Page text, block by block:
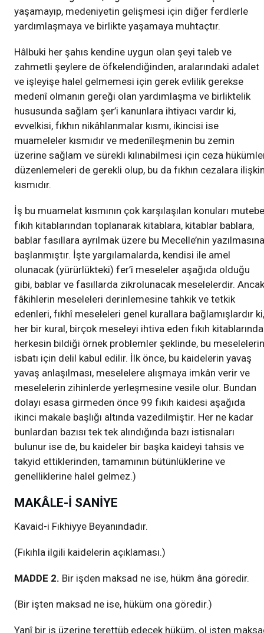
yaşamayıp, medeniyetin gelişmesi için diğer ferdlerle
yardımlaşmaya ve birlikte yaşamaya muhtaçtır.
Hâlbuki her şahıs kendine uygun olan şeyi taleb ve
zahmetli şeylere de öfkelendiğinden, aralarındaki adalet
ve işleyişe halel gelmemesi için gerek evlilik gerekse
medenî olmanın gereği olan yardımlaşma ve birliktelik
hususunda sağlam şer’i kanunlara ihtiyacı vardır ki,
evvelkisi, fıkhın nikâhlanmalar kısmı, ikincisi ise
muameleler kısmıdır ve medenîleşmenin bu zemin
üzerine sağlam ve sürekli kılınabilmesi için ceza
düzenlemeleri de gerekli olup, bu da fıkhın cezalara
kısmıdır.
İş bu muamelat kısmının çok karşılaşılan konuları
fıkıh kitablarından toplanarak kitablara, kitablar bablara,
bablar fasıllara ayrılmak üzere bu Mecelle’nin yazılmasına
başlanmıştır. İşte yargılamalarda, kendisi ile amel
olunacak (yürürlükteki) fer’î meseleler aşağıda olduğu
gibi, bablar ve fasıllarda zikrolunacak meselelerdir. Ancak
fâkihlerin meseleleri derinlemesine tahkik ve tetkik
edenleri, fıkhî meseleleri genel kurallara bağlamışlardır ki,
her bir kural, birçok meseleyi ihtiva eden fıkıh kitablarında
herkesin bildiği örnek problemler şeklinde, bu meselelerin
isbatı için delil kabul edilir. İlk önce, bu kaidelerin yavaş
yavaş anlaşılması, meselelere alışmaya imkân verir ve
meselelerin zihinlerde yerleşmesine vesile olur. Bundan
dolayı esasa girmeden önce 99 fıkıh kaidesi aşağıda
ikinci makale başlığı altında vazedilmiştir. Her ne kadar
bunlardan bazısı tek tek alındığında bazı istisnaları
bulunur ise de, bu kaideler bir başka kaideyi tahsis ve
takyid ettiklerinden, tamamının bütünlüklerine ve
genelliklerine halel gelmez.)
MAKÂLE-İ SANİYE
Kavaid-i Fıkhiyye Beyanındadır.
(Fıkıhla ilgili kaidelerin açıklaması.)
MADDE 2. Bir işden maksad ne ise, hükm âna göredir.
(Bir işten maksad ne ise, hüküm ona göredir.)
Yanî bir iş üzerine terettüb edecek hüküm, ol işten